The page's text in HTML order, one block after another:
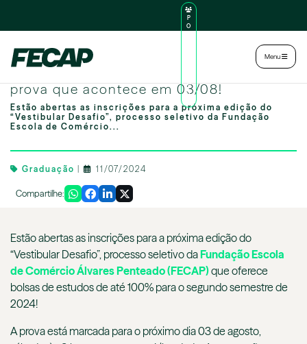
P
O
U
N
Menu
Vestibular Desafio: inscreva-se para a
prova que acontece em 03/08!
Estão abertas as inscrições para a próxima edição do
“Vestibular Desafio”, processo seletivo da Fundação
Escola de Comércio...
Graduação 11/07/2024
Compartilhe:
Estão abertas as inscrições para a próxima edição do
“Vestibular Desafio”, processo seletivo daFundação Escola
de Comércio Álvares Penteado (FECAP)que oferece
bolsas de estudos de até 100% para o segundo semestre de
2024!
A prova está marcada para o próximo dia 03 de agosto,